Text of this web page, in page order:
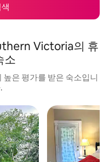
Victoria의 휴
소
은 평가를 받은 숙소입니